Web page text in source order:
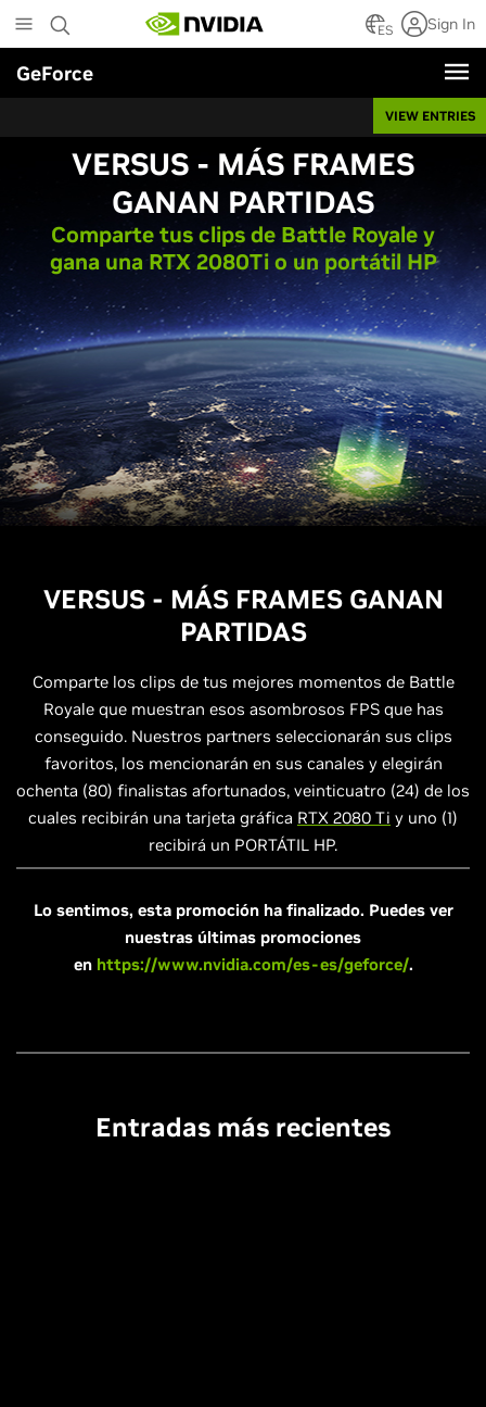
to
main
content
ES Sign In
GeForce
VIEW ENTRIES
VERSUS - MÁS FRAMES
GANAN PARTIDAS
Comparte tus clips de Battle Royale y
gana una RTX 2080Tio un portátil HP
VERSUS - MÁS FRAMES GANAN
PARTIDAS
Comparte los clips de tus mejores momentos de Battle
Royale que muestran esos asombrosos FPS que has
conseguido. Nuestros partners seleccionarán sus clips
favoritos, los mencionarán en sus canales y elegirán
ochenta (80) finalistas afortunados, veinticuatro (24) de los
cuales recibirán una tarjeta gráfica RTX 2080 Ti y uno (1)
recibirá un PORTÁTIL HP.
Lo sentimos, esta promoción ha finalizado. Puedes ver
nuestras últimas promociones
en https://www.nvidia.com/es-es/geforce/.
Entradas más recientes